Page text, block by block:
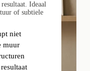
Ideaal
of subtiele
niet
muur